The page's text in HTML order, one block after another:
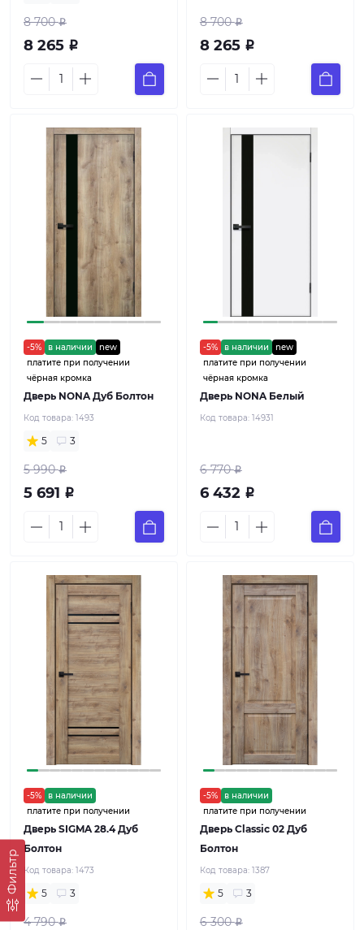
Фильтр
8 700Р
8 265 Р
8 700Р
8 265 Р
-5% в наличии
new
платите при получении
чёрная кромка
Дверь NONA Дуб Болтон
Код товара: 1493
5 3
5 990Р
5 691 Р
-5% в наличии
new
платите при получении
чёрная кромка
Дверь NONA Белый
Код товара: 14931
6 770Р
6 432 Р
-5%
в наличии
платите при получении
Дверь SIGMA 28.4 Дуб
Болтон
Код товара: 1473
5 3
4 790Р
-5%
в наличии
платите при получении
Дверь Classic 02 Дуб
Болтон
Код товара: 1387
5 3
6 300Р